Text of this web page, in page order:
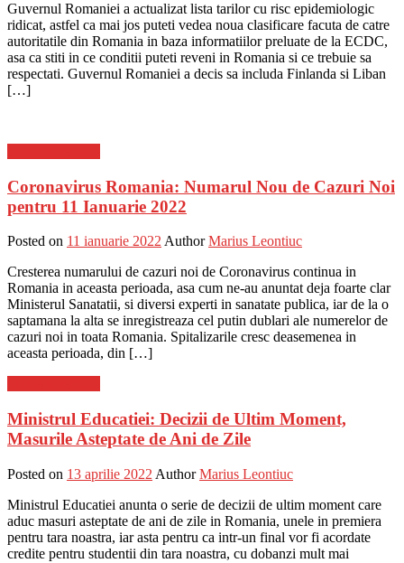
Guvernul Romaniei a actualizat lista tarilor cu risc epidemiologic
ridicat, astfel ca mai jos puteti vedea noua clasificare facuta de catre
autoritatile din Romania in baza informatiilor preluate de la ECDC,
asa ca stiti in ce conditii puteti reveni in Romania si ce trebuie sa
respectati. Guvernul Romaniei a decis sa includa Finlanda si Liban
[…]
Coronavirus Romania: Numarul Nou de Cazuri Noi
pentru 11 Ianuarie 2022
Posted on 11 ianuarie 2022Author Marius Leontiuc
Cresterea numarului de cazuri noi de Coronavirus continua in
Romania in aceasta perioada, asa cum ne-au anuntat deja foarte clar
Ministerul Sanatatii, si diversi experti in sanatate publica, iar de la o
saptamana la alta se inregistreaza cel putin dublari ale numerelor de
cazuri noi in toata Romania. Spitalizarile cresc deasemenea in
aceasta perioada, din […]
Ministrul Educatiei: Decizii de Ultim Moment,
Masurile Asteptate de Ani de Zile
Posted on 13 aprilie 2022 Author Marius Leontiuc
Ministrul Educatiei anunta o serie de decizii de ultim moment care
aduc masuri asteptate de ani de zile in Romania, unele in premiera
pentru tara noastra, iar asta pentru ca intr-un final vor fi acordate
credite pentru studentii din tara noastra, cu dobanzi mult mai